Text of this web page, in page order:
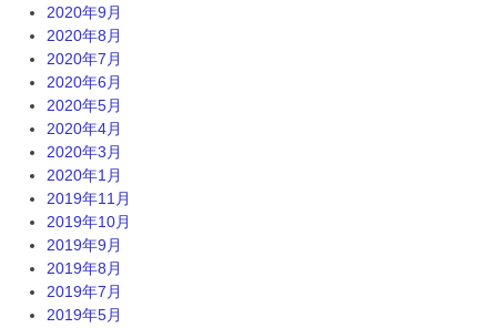
2020年9月
2020年8月
2020年7月
2020年6月
2020年5月
2020年4月
2020年3月
2020年1月
2019年11月
2019年10月
2019年9月
2019年8月
2019年7月
2019年5月